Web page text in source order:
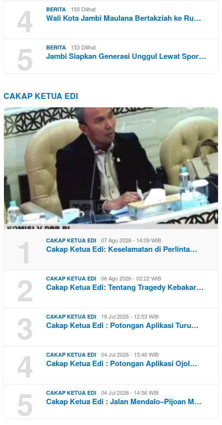
4 BERITA 155 Dilihat
Wali Kota Jambi Maulana Bertakziah ke Ru…
5 BERITA 153 Dilihat
Jambi Siapkan Generasi Unggul Lewat Spor…
CAKAP KETUA EDI
1 CAKAP KETUA EDI 07 Agu 2026 - 14:09 WIB
Cakap Ketua Edi: Keselamatan di Perlinta…
2 CAKAP KETUA EDI 06 Agu 2026 - 02:22 WIB
Cakap Ketua Edi: Tentang Tragedy Kebakar…
3 CAKAP KETUA EDI 19 Jul 2026 - 12:53 WIB
Cakap Ketua Edi : Potongan Aplikasi Turu…
4 CAKAP KETUA EDI 04 Jul 2026 - 15:46 WIB
Cakap Ketua Edi : Potongan Aplikasi Ojol…
5 CAKAP KETUA EDI 04 Jul 2026 - 14:56 WIB
Cakap Ketua Edi : Jalan Mendalo–Pijoan M…